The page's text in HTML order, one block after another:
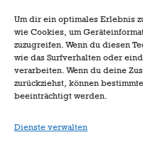
Um dir ein optimales Erlebnis
wie Cookies, um
zuzugreifen. Wenn du diesen
wie das Surfverhalten oder
verarbeiten. Wenn du deine
zurückziehst, können
beeinträchtigt werden.
Dienste verwalten
Utzbrüder